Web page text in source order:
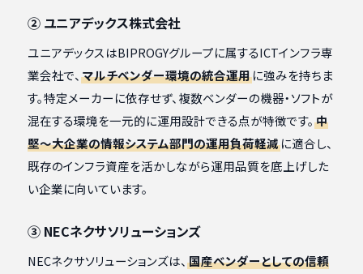
② ユニアデックス株式会社
ユニアデックスはBIPROGYグループに属するICTインフラ専
業会社で、 マルチベンダー環境の統合運用に強みを持ちま
す。特定メーカーに依存せず、複数ベンダーの機器・ソフトが
混在する環境を一元的に運用設計できる点が特徴です。 中
堅〜大企業の情報システム部門の運用負荷軽減に適合し、
既存のインフラ資産を活かしながら運用品質を底上げした
い企業に向いています。
③ NECネクサソリューションズ
NECネクサソリューションズは、 国産ベンダーとしての信頼